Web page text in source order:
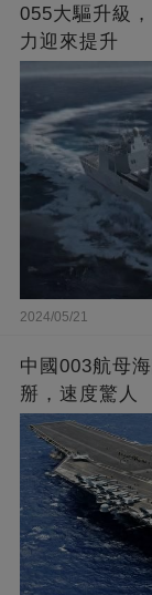
055大驅升級
力迎來提升
2024/05/21
中國003航母
掰，速度驚人